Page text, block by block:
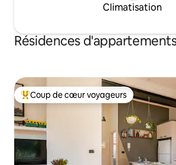
Climatisation
Résidences
Coups de cœur voyageurs les plus
Coup de cœur voyageurs